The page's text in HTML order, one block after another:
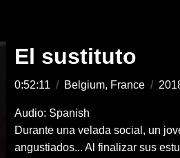
El sustituto
0:52:11 / Belgium, France /
Audio: Spanish
Durante una velada social, un
angustiados... Al finalizar sus